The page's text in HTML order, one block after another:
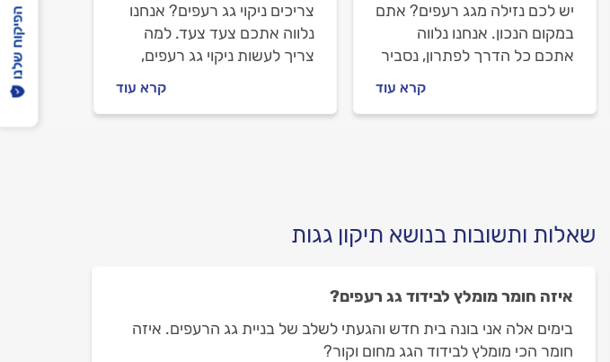
יש לכם נזילה מגג רעפים? אתם
במקום הנכון. אנחנו נלווה
אתכם כל הדרך לפתרון, נסביר
מתקן גגות, איך מתנהלים מולו
וכמה זה יעלה? כל התשובות
קרא עוד
צריכים ניקוי גג רעפים? אנחנו
נלווה אתכם צעד צעד. למה
צריך לעשות ניקוי גג רעפים,
וכמה יעלה ניקוי גג רעפים? כל
התשובות בפנים.
קרא עוד
שאלות ותשובות בנושא תיקון גגות
איזה חומר מומלץ לבידוד גג רעפים?
בימים אלה אני בונה בית חדש והגעתי לשלב של בניית גג הרעפים. איזה
חומר הכי מומלץ לבידוד הגג מחום וקור?
הפיקוח שלנו